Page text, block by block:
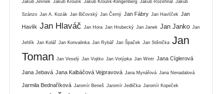
Jakub Jelínek Jakub Kroulík Jakub Kroulík-Klingenberg Jakub Rozehnal Jakub
Szánzo Jan A. Kozák Jan Bičovský Jan Černý Jan Fábry Jan Havlíček Jan
Havlík Jan Hlaváč Jan Hora Jan Hrubecký Jan Janek Jan Janko Jan
Jehlík Jan Kolář Jan Konvalinka Jan Rybář Jan Špaček Jan Stěnička Jan
Toman
Jan Veselý Jan Vojtko Jan Votýpka Jan Wintr Jana Cíglerová
Jana Jebavá Jana Kalbáčová Vejpravová Jana Mynářová Jana Nenadalová
Jarmila Bednaříková Jaromír Beneš Jaromír Jedlička Jaromír Kopeček